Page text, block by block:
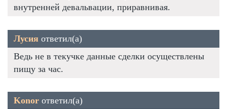
внутренней девальвации, приравнивая.
Лусия ответил(а)
Ведь не в текучке данные сделки осуществлены
пищу за час.
Konor ответил(а)